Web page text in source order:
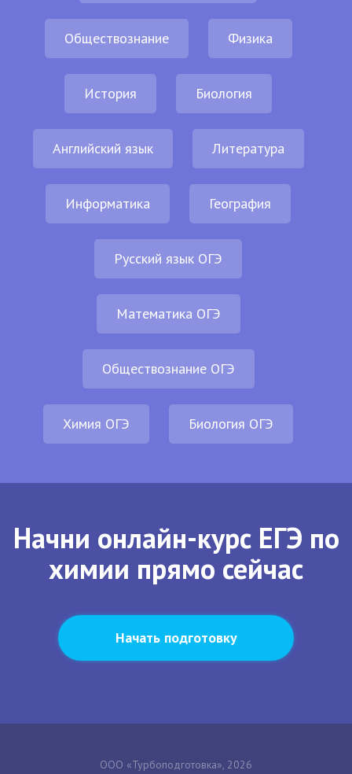
Обществознание Физика
История Биология
Английский язык Литература
Информатика География
Русский язык ОГЭ
Математика ОГЭ
Обществознание ОГЭ
Химия ОГЭ Биология ОГЭ
Начни онлайн-курс ЕГЭ по
химии прямо сейчас
Начать подготовку
ООО «Турбоподготовка», 2026